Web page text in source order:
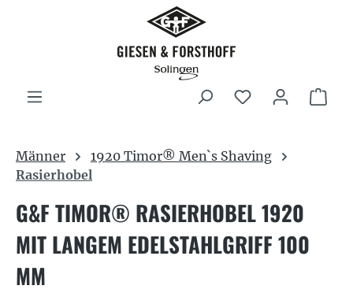
Zum Hauptinhalt springen
Männer
1920 Timor® Men`s Shaving
Rasierhobel
G&F TIMOR® RASIERHOBEL 1920
MIT LANGEM EDELSTAHLGRIFF 100
MM